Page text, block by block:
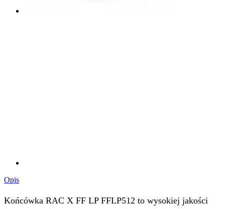
użytkowania.